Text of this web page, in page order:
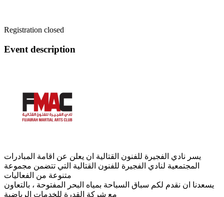
Registration closed
Event description
يسر نادي الفجيرة للفنون القتالية ان يعلن عن اقامة المبادرات
المجتمعية لنادي الفجيرة للفنون القتالية التي تتضمن مجموعة
متنوعة من الفعاليات
يسعدنا ان نقدم لكم سباق السباحة بمياه البحر المفتوحة ، بالتعاون
مع شركة القدرة للخدمات الرياضية